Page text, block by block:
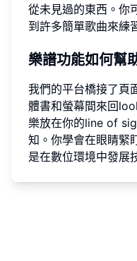
從未見過的東西。你
到許多簡單歌曲來練
樂譜功能如何幫
我們的平台橋接了頁
體書和螢幕間來回
樂放在你的line of
知。你學會在眼睛緊
是在數位環境中發展